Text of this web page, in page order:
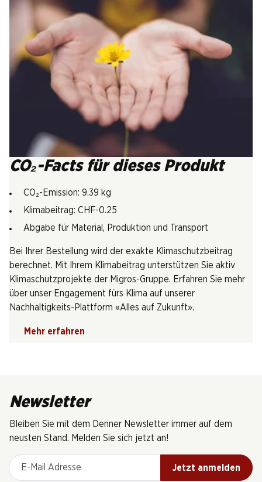
CO₂-Facts für dieses Produkt
CO₂-Emission: 9.39 kg
Klimabeitrag: CHF-0.25
Abgabe für Material, Produktion und Transport
Bei Ihrer Bestellung wird der exakte Klimaschutzbeitrag
berechnet. Mit Ihrem Klimabeitrag unterstützen Sie aktiv
Klimaschutzprojekte der Migros-Gruppe. Erfahren Sie mehr
über unser Engagement fürs Klima auf unserer
Nachhaltigkeits-Plattform «Alles auf Zukunft».
Mehr erfahren
Newsletter
Bleiben Sie mit dem Denner Newsletter immer auf dem
neusten Stand. Melden Sie sich jetzt an!
E-Mail Adresse
Jetzt anmelden